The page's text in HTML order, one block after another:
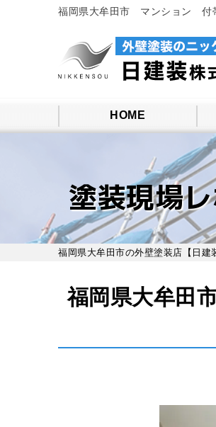
福岡県大牟田市 マンション 付
HOME
塗装現場
福岡県大牟田市の外壁塗装店【日建
福岡県大牟